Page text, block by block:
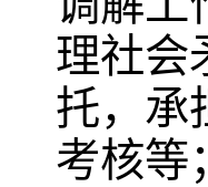
理社会
托，承
考核等